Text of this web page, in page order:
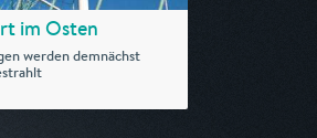
im Osten
werden demnächst